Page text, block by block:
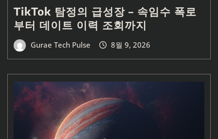
TikTok 탐정의 급성장 – 속임수 폭로
부터 데이트 이력 조회까지
Gurae Tech Pulse 8월 9, 2026